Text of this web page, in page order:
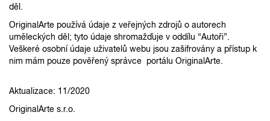
děl.
OriginalArte používá údaje z veřejných zdrojů o autorech
uměleckých děl; tyto údaje shromažďuje v oddílu “Autoři”.
Veškeré osobní údaje uživatelů webu jsou zašifrovány a přístup k
nim mám pouze pověřený správce portálu OriginalArte.
Aktualizace: 11/2020
OriginalArte s.r.o.